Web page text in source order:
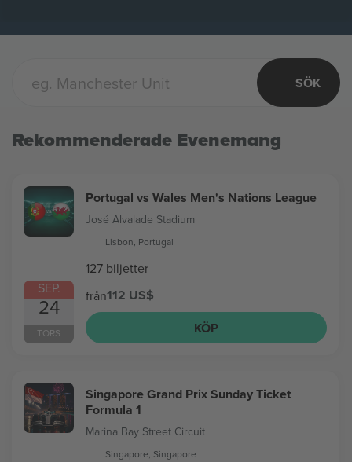
SÖK
Rekommenderade Evenemang
SEP.
24
TORS
Portugal vs Wales Men's Nations League
José Alvalade Stadium
Lisbon, Portugal
127 biljetter
från112 US$
KÖP
Singapore Grand Prix Sunday Ticket
Formula 1
Marina Bay Street Circuit
Singapore, Singapore